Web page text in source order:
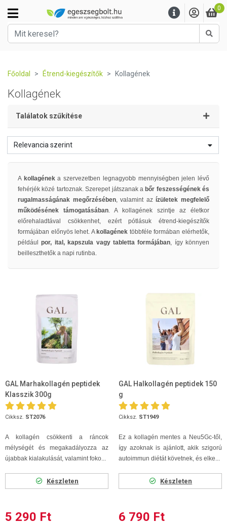
0
Főoldal Étrend-kiegészítők Kollagének
Kollagének
Találatok szűkítése
Relevancia szerint
A kollagéneka szervezetben legnagyobb mennyiségben jelen lévő
fehérjék közé tartoznak. Szerepet játszanak a bőr feszességének és
rugalmasságának megőrzésében, valamint azízületek megfelelő
működésének támogatásában. A kollagének szintje az életkor
előrehaladtával csökkenhet, ezért pótlásuk étrend-kiegészítők
formájában előnyös lehet. A kollagének többféle formában elérhetők,
példáulpor, ital, kapszula vagy tabletta formájában, így könnyen
beilleszthetők a napi rutinba.
GAL Marhakollagén peptidek
Klasszik 300g
Cikksz. ST2076
A kollagén csökkenti a ráncok
mélységét és megakadályozza az
újabbak kialakulását, valamint foko...
Készleten
5 290 Ft
GAL Halkollagén peptidek 150
g
Cikksz. ST1949
Ez a kollagén mentes a Neu5Gc-től,
így azoknak is ajánlott, akik szigorú
autoimmun diétát követnek, és elke...
Készleten
6 790 Ft